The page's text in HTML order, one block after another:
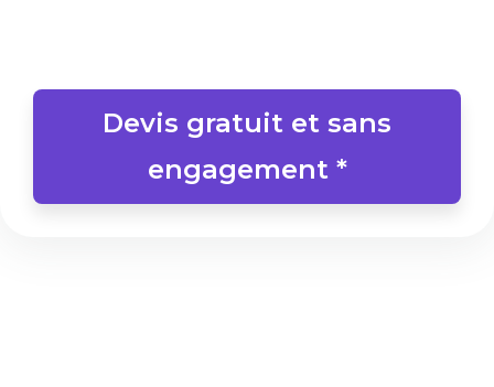
Devis gratuit et sans
engagement *